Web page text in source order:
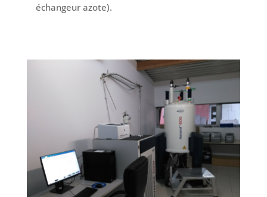
échangeur azote).